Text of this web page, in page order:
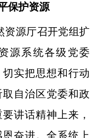
保护资源
资源厅召开党组扩
源系统各级党委
切实把思想和行动
自治区党委和政
讲话精神上来，
奋进。全系统上